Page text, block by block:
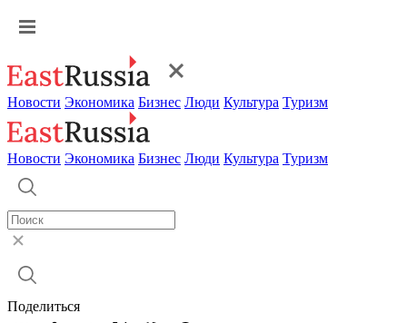
Новости Экономика Бизнес Люди Культура Туризм
Новости Экономика Бизнес Люди Культура Туризм
Поделиться